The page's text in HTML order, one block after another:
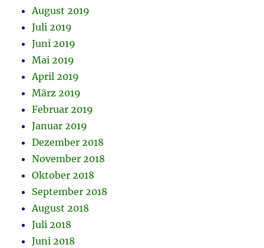
August 2019
Juli 2019
Juni 2019
Mai 2019
April 2019
März 2019
Februar 2019
Januar 2019
Dezember 2018
November 2018
Oktober 2018
September 2018
August 2018
Juli 2018
Juni 2018